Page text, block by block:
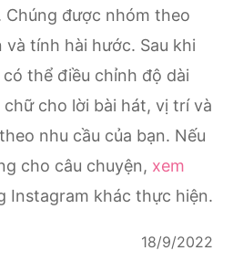
Chúng được nhóm theo
tính hài hước. Sau khi
thể điều chỉnh độ dài
cho lời bài hát, vị trí và
nhu cầu của bạn. Nếu
cho câu chuyện, xem
Instagram khác thực hiện.
18/9/2022